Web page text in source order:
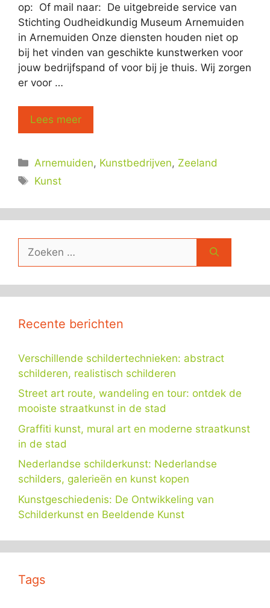
op: Of mail naar: De uitgebreide service van
Stichting Oudheidkundig Museum Arnemuiden
in Arnemuiden Onze diensten houden niet op
bij het vinden van geschikte kunstwerken voor
jouw bedrijfspand of voor bij je thuis. Wij zorgen
er voor …
Lees meer
Categorieën
Arnemuiden, Kunstbedrijven, Zeeland
Tags
Kunst
naar:
Recente berichten
Verschillende schildertechnieken: abstract
schilderen, realistisch schilderen
Street art route, wandeling en tour: ontdek de
mooiste straatkunst in de stad
Graffiti kunst, mural art en moderne straatkunst
in de stad
Nederlandse schilderkunst: Nederlandse
schilders, galerieën en kunst kopen
Kunstgeschiedenis: De Ontwikkeling van
Schilderkunst en Beeldende Kunst
Tags